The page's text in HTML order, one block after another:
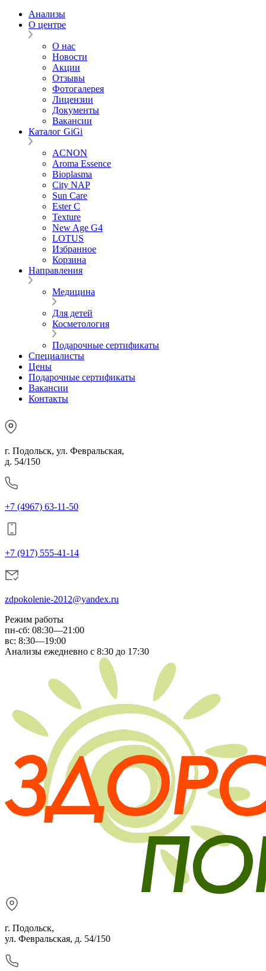
Анализы
О центре
О нас
Новости
Акции
Отзывы
Фотогалерея
Лицензии
Документы
Вакансии
Каталог GiGi
ACNON
Aroma Essence
Bioplasma
City NAP
Sun Care
Ester C
Texture
New Age G4
LOTUS
Избранное
Корзина
Направления
Медицина
Для детей
Косметология
Подарочные сертификаты
Специалисты
Цены
Подарочные сертификаты
Вакансии
Контакты
г. Подольск, ул. Февральская,
д. 54/150
+7 (4967) 63-11-50
+7 (917) 555-41-14
zdpokolenie-2012@yandex.ru
Режим работы
пн-сб: 08:30—21:00
вс: 8:30—19:00
Анализы ежедневно с 8:30 до 17:30
г. Подольск,
ул. Февральская, д. 54/150